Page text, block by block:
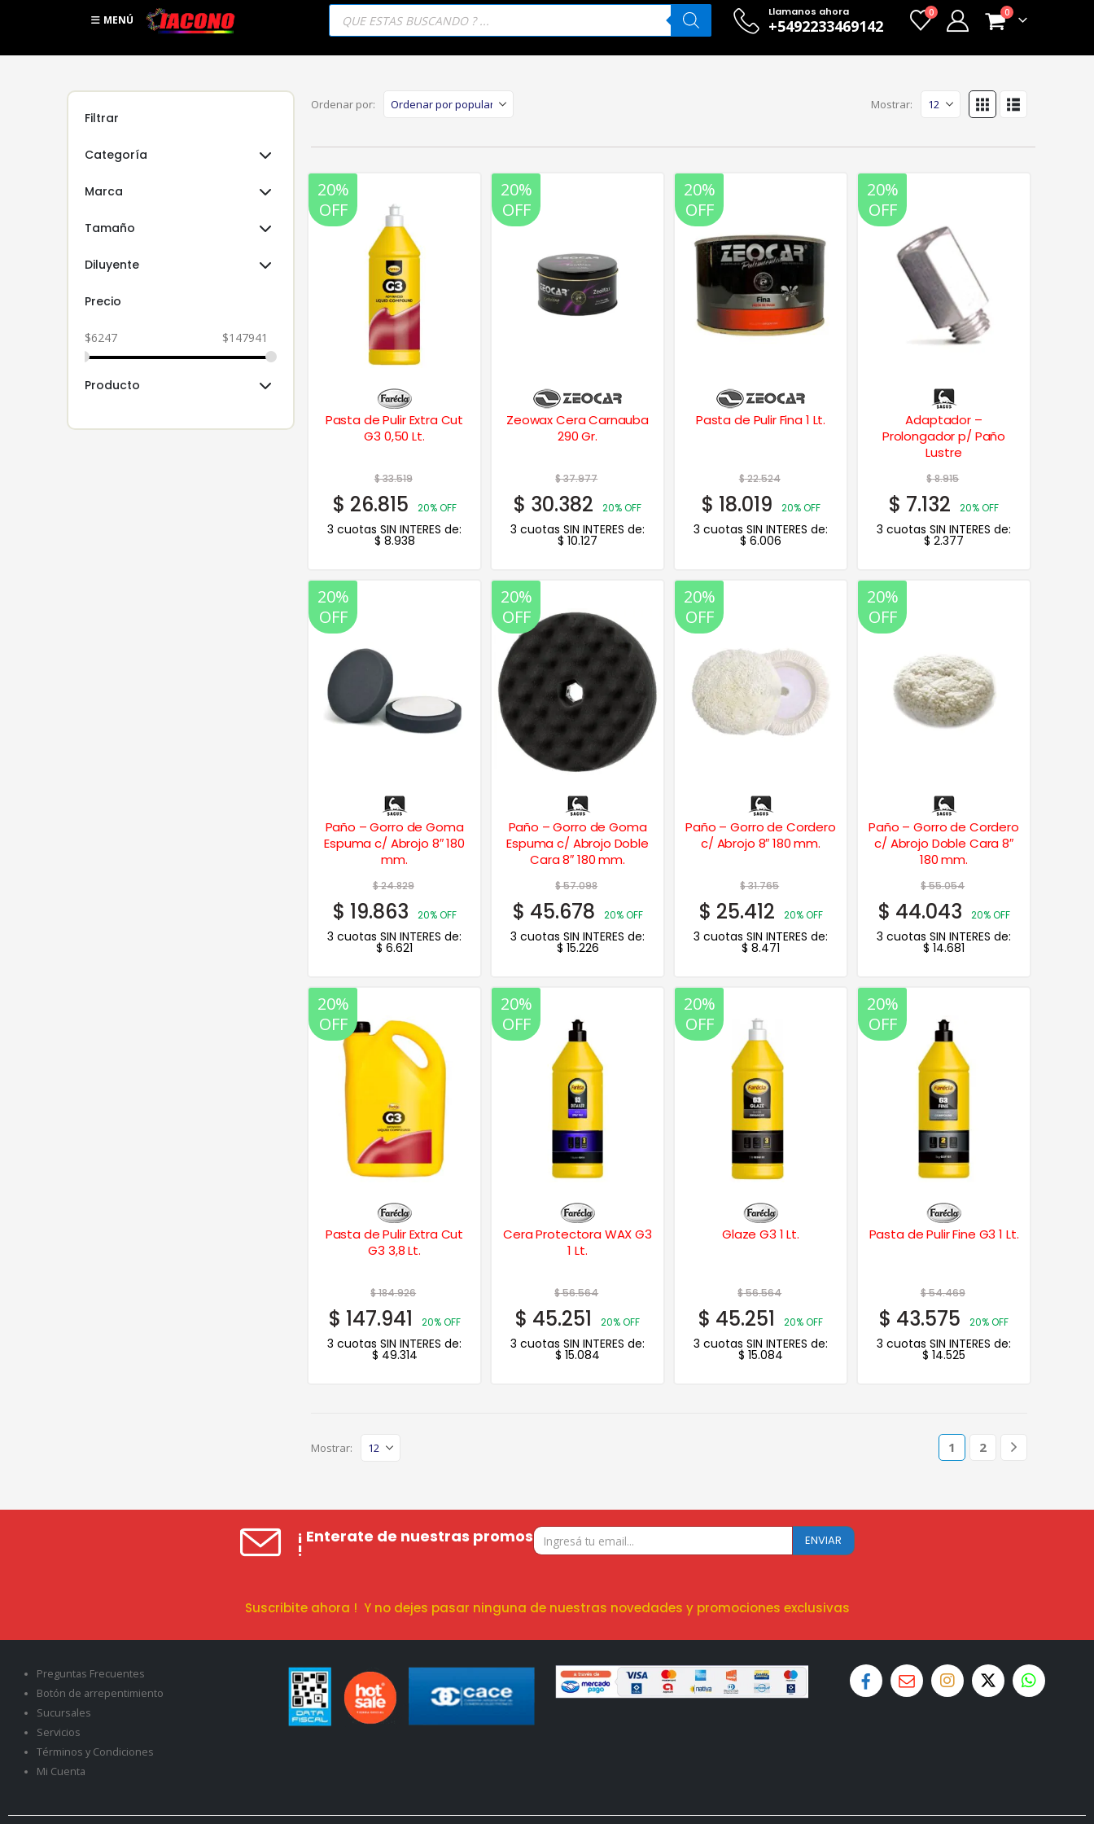
MENÚ
Búsqueda
productos
Llamanos ahora
+5492233469142
0 0
Ordenar por: Mostrar:
20%
OFF
Pasta de Pulir Extra Cut
G3 0,50 Lt.
$33.519
$ 26.815 20% OFF
3 cuotas SIN INTERES de:
$ 8.938
20%
OFF
Zeowax Cera Carnauba
290 Gr.
$37.977
$ 30.382 20% OFF
3 cuotas SIN INTERES de:
$ 10.127
20%
OFF
Pasta de Pulir Fina 1 Lt.
$22.524
$ 18.019 20% OFF
3 cuotas SIN INTERES de:
$ 6.006
20%
OFF
Adaptador –
Prolongador p/ Paño
Lustre
$8.915
$ 7.132 20% OFF
3 cuotas SIN INTERES de:
$ 2.377
20%
OFF
Paño – Gorro de Goma
Espuma c/ Abrojo 8″ 180
mm.
$24.829
$ 19.863 20% OFF
3 cuotas SIN INTERES de:
$ 6.621
20%
OFF
Paño – Gorro de Goma
Espuma c/ Abrojo Doble
Cara 8″ 180 mm.
$57.098
$ 45.678 20% OFF
3 cuotas SIN INTERES de:
$ 15.226
20%
OFF
Paño – Gorro de Cordero
c/ Abrojo 8″ 180 mm.
$31.765
$ 25.412 20% OFF
3 cuotas SIN INTERES de:
$ 8.471
20%
OFF
Paño – Gorro de Cordero
c/ Abrojo Doble Cara 8″
180 mm.
$55.054
$ 44.043 20% OFF
3 cuotas SIN INTERES de:
$ 14.681
20%
OFF
Pasta de Pulir Extra Cut
G3 3,8 Lt.
$184.926
$ 147.941 20% OFF
3 cuotas SIN INTERES de:
$ 49.314
20%
OFF
Cera Protectora WAX G3
1 Lt.
$56.564
$ 45.251 20% OFF
3 cuotas SIN INTERES de:
$ 15.084
20%
OFF
Glaze G3 1 Lt.
$56.564
$ 45.251 20% OFF
3 cuotas SIN INTERES de:
$ 15.084
20%
OFF
Pasta de Pulir Fine G3 1 Lt.
$54.469
$ 43.575 20% OFF
3 cuotas SIN INTERES de:
$ 14.525
Mostrar: 1 2
Filtrar
Categoría
Marca
Tamaño
Diluyente
Precio
$6247 $147941
Producto
¡ Enterate de nuestras promos
!
Suscribite ahora ! Y no dejes pasar ninguna de nuestras novedades y promociones exclusivas
Preguntas Frecuentes
Botón de arrepentimiento
Sucursales
Servicios
Términos y Condiciones
Mi Cuenta